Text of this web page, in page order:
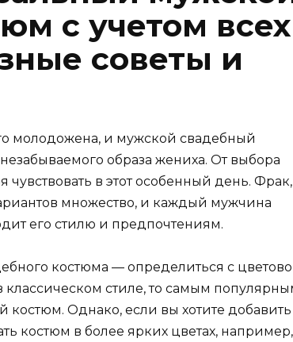
с учетом всех
советы и
молодожена, и мужской свадебный
образа жениха. От выбора
чувствовать в этот особенный день. Фрак,
множество, и каждый мужчина
его стилю и предпочтениям.
костюма — определиться с
классическом стиле, то самым
Однако, если вы хотите добавить
костюм в более ярких цветах, например,